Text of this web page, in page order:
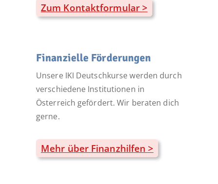
Zum Kontaktformular >
Finanzielle Förderungen
Unsere IKI Deutschkurse werden durch
verschiedene Institutionen in
Österreich gefördert. Wir beraten dich
gerne.
Mehr über Finanzhilfen >